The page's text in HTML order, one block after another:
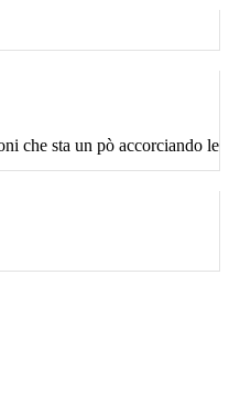
che sta un pò accorciando le